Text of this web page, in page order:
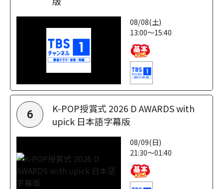
08/08(土)
13:00～15:40
6
K-POP授賞式 2026 D AWARDS with
upick 日本語字幕版
08/09(日)
21:30～01:40